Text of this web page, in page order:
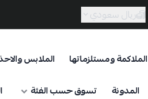
ريال سعودي
الملاكمة ومستلزماتها الملابس
المدونة تسوق حسب الفئة